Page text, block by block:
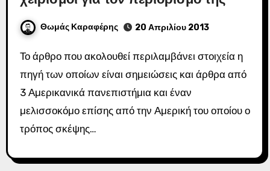
Θωμάς Καραφέρης 20 Απριλίου 2013
Το άρθρο που ακολουθεί περιλαμβάνει στοιχεία η
πηγή των οποίων είναι σημειώσεις και άρθρα από
3 Αμερικανικά πανεπιστήμια και έναν
μελισσοκόμο επίσης από την Αμερική του οποίου ο
τρόπος σκέψης…